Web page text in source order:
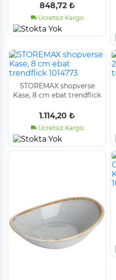
848,72 ₺
Ücretsiz Kargo
STOREMAX shopverse
Kase, 8 cm ebat trendflick
1.114,20 ₺
Ücretsiz Kargo